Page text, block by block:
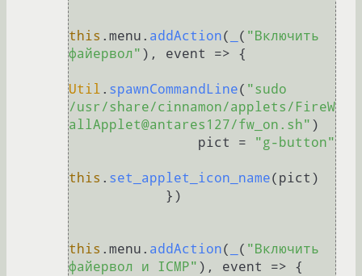
this . menu . addAction( ( "Включить
файервол" ), event => {
Util . spawnCommandLine( "sudo
/usr/share/cinnamon/applets/FireW
allApplet@antares127/fw_on.sh" )
                pict =
"g-button"
this . set_applet_icon_name(pict)
this . menu . addAction( ( "Включить
файервол и ICMP" ), event => {